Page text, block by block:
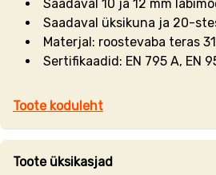
Saadaval 10 ja 12 mm
Saadaval üksikuna ja 20-
Materjal: roostevaba teras
Sertifikaadid: EN 795 A, EN
Toote koduleht
Toote üksikasjad